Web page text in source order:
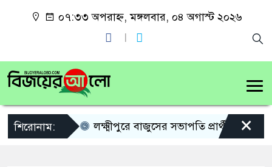
০৭:৩৩ অপরাহ্ন, মঙ্গলবার, ০৪ অগাস্ট ২০২৬
শিরোনাম: লক্ষ্মীপুরে বাজুসের সভাপতি প্রার্থী নিয়ে×